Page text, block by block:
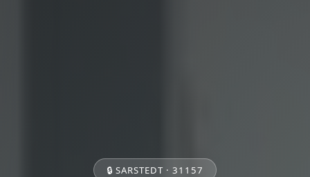
🔒 SARSTEDT · 31157